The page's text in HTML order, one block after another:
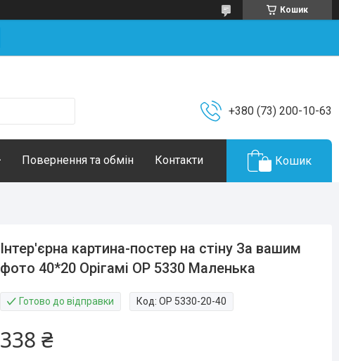
Кошик
+380 (73) 200-10-63
Повернення та обмін Контакти Кошик
Інтер'єрна картина-постер на стіну За вашим
фото 40*20 Орігамі OP 5330 Маленька
Готово до відправки Код:OP 5330-20-40
338 ₴